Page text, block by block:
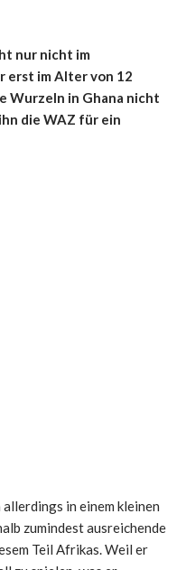
nur nicht im
erst im Alter von 12
Wurzeln in Ghana nicht
die WAZ für ein
in einem kleinen
zumindest ausreichende
Teil Afrikas. Weil er